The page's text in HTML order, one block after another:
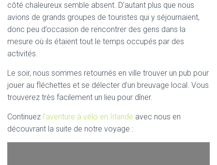
côté chaleureux semble absent. D’autant plus que nous
avions de grands groupes de touristes qui y séjournaient,
donc peu d’occasion de rencontrer des gens dans la
mesure où ils étaient tout le temps occupés par des
activités.
Le soir, nous sommes retournés en ville trouver un pub pour
jouer au fléchettes et se délecter d’un breuvage local. Vous
trouverez très facilement un lieu pour dîner.
Continuez l’aventure à vélo en Irlande avec nous en
découvrant la suite de notre voyage :